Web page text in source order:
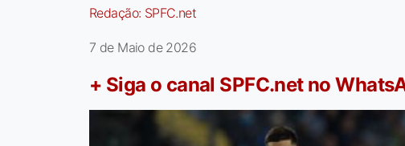
Redação: SPFC.net
7 de Maio de 2026
+ Siga o canal SPFC.net no